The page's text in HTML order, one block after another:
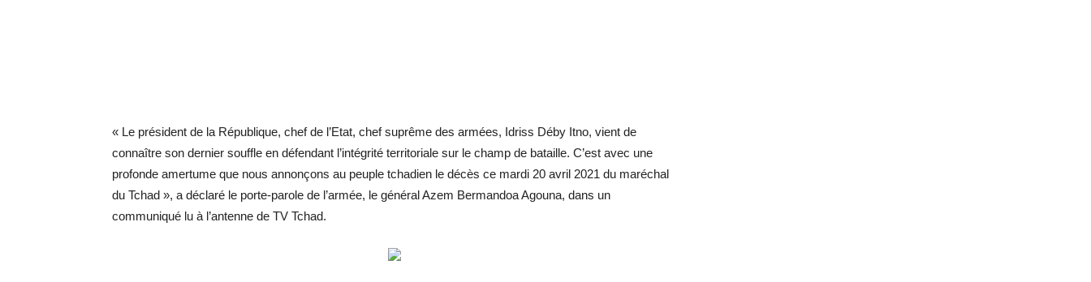
« Le président de la République, chef de l’Etat, chef suprême des armées, Idriss Déby Itno, vient de
connaître son dernier souffle en défendant l’intégrité territoriale sur le champ de bataille. C’est avec une
profonde amertume que nous annonçons au peuple tchadien le décès ce mardi 20 avril 2021 du maréchal
du Tchad », a déclaré le porte-parole de l’armée, le général Azem Bermandoa Agouna, dans un
communiqué lu à l’antenne de TV Tchad.